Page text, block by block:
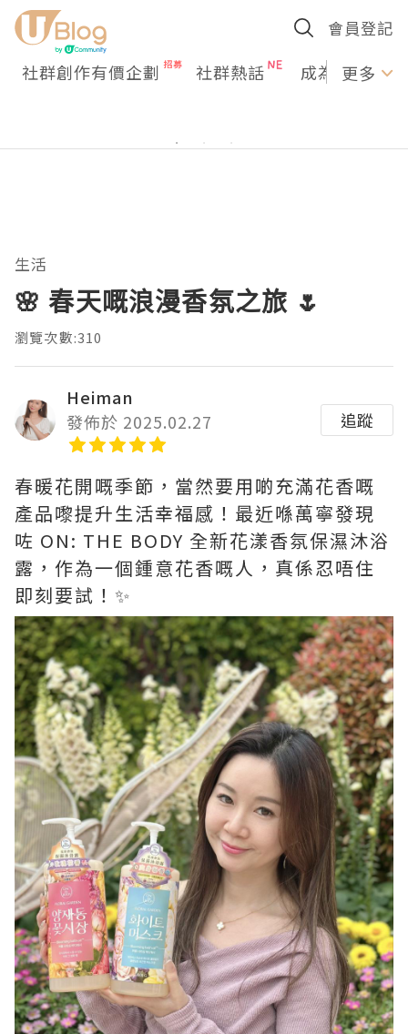
會員登記
社群創作有價企劃 社群熱話 成為U更多
生活
🌸 春天嘅浪漫香氛之旅 🌷
瀏覽次數:310
Heiman
發佈於 2025.02.27
追蹤
春暖花開嘅季節，當然要用啲充滿花香嘅
產品嚟提升生活幸福感！最近喺萬寧發現
咗 ON: THE BODY 全新花漾香氛保濕沐浴
露，作為一個鍾意花香嘅人，真係忍唔住
即刻要試！✨